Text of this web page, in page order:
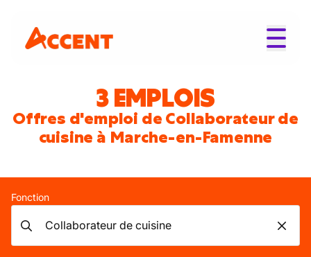
3 EMPLOIS
Offres d'emploi de Collaborateur de
cuisine à Marche-en-Famenne
Fonction